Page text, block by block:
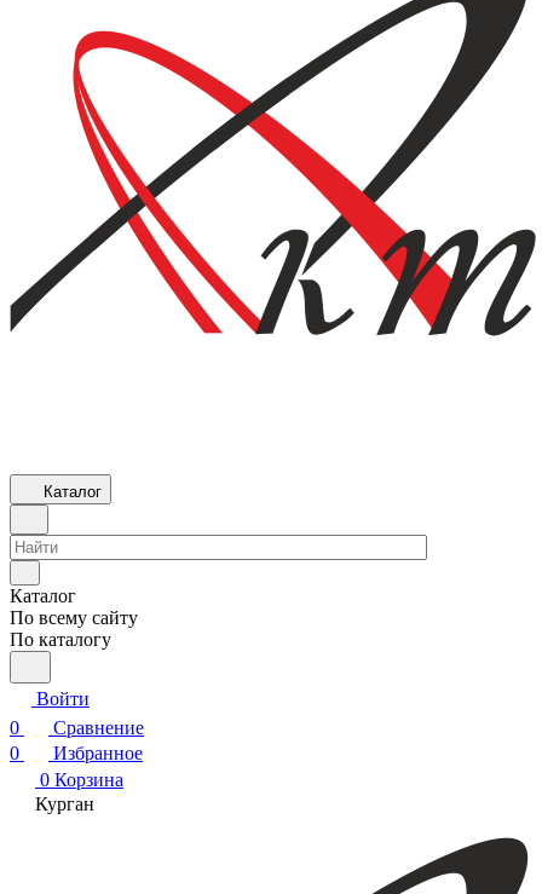
Каталог
Каталог
По всему сайту
По каталогу
Войти
0
Сравнение
0
Избранное
0 Корзина
Курган